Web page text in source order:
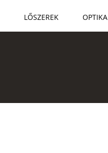
LŐSZEREK OPTIKA